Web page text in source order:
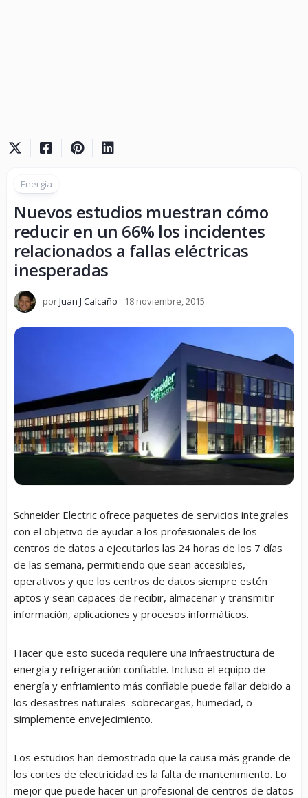
Energía
Nuevos estudios muestran cómo
reducir en un 66% los incidentes
relacionados a fallas eléctricas
inesperadas
porJuan J Calcaño 18 noviembre, 2015
Schneider Electric ofrece paquetes de servicios integrales
con el objetivo de ayudar a los profesionales de los
centros de datos a ejecutarlos las 24 horas de los 7 días
de las semana, permitiendo que sean accesibles,
operativos y que los centros de datos siempre estén
aptos y sean capaces de recibir, almacenar y transmitir
información, aplicaciones y procesos informáticos.
Hacer que esto suceda requiere una infraestructura de
energía y refrigeración confiable. Incluso el equipo de
energía y enfriamiento más confiable puede fallar debido a
los desastres naturales sobrecargas, humedad, o
simplemente envejecimiento.
Los estudios han demostrado que la causa más grande de
los cortes de electricidad es la falta de mantenimiento. Lo
mejor que puede hacer un profesional de centros de datos